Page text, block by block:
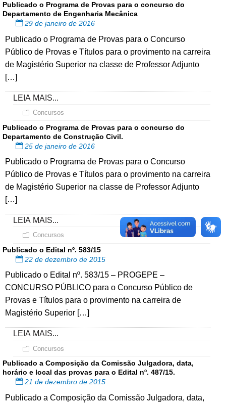
Publicado o Programa de Provas para o concurso do
Departamento de Engenharia Mecânica
29 de janeiro de 2016
Publicado o Programa de Provas para o Concurso
Público de Provas e Títulos para o provimento na carreira
de Magistério Superior na classe de Professor Adjunto
[…]
LEIA MAIS...
Concursos
Publicado o Programa de Provas para o concurso do
Departamento de Construção Civil.
25 de janeiro de 2016
Publicado o Programa de Provas para o Concurso
Público de Provas e Títulos para o provimento na carreira
de Magistério Superior na classe de Professor Adjunto
[…]
LEIA MAIS...
Concursos
Publicado o Edital nº. 583/15
22 de dezembro de 2015
Publicado o Edital nº. 583/15 – PROGEPE –
CONCURSO PÚBLICO para o Concurso Público de
Provas e Títulos para o provimento na carreira de
Magistério Superior […]
LEIA MAIS...
Concursos
Publicado a Composição da Comissão Julgadora, data,
horário e local das provas para o Edital nº. 487/15.
21 de dezembro de 2015
Publicado a Composição da Comissão Julgadora, data,